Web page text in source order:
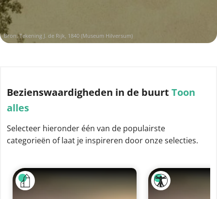
Bron: Tekening J. de Rijk, 1840 (Museum Hilversum)
Bezienswaardigheden in de buurt Toon
alles
Selecteer hieronder één van de populairste
categorieën of laat je inspireren door onze selecties.